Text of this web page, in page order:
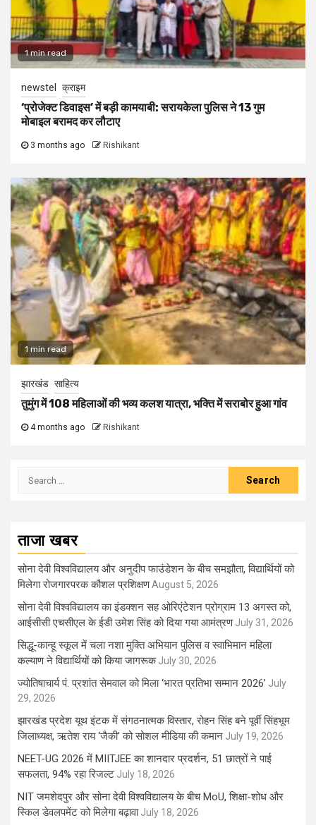
1 min read
newstel क्राइम
‘प्रोजेक्ट डिवाइस’ में बड़ी कामयाबी: सरायकेला पुलिस ने 13 गुम
मोबाइल बरामद कर लौटाए
3 months ago Rishikant
1 min read
झारखंड साहित्य
तुमुंग में 108 महिलाओं की भव्य कलश यात्रा, भक्ति में सराबोर हुआ गांव
4 months ago Rishikant
Search
ताजा खबर
सोना देवी विश्वविद्यालय और अनुदीप फाउंडेशन के बीच समझौता, विद्यार्थियों को
मिलेगा रोजगारपरक कौशल प्रशिक्षणAugust 5, 2026
सोना देवी विश्वविद्यालय का इंडक्शन सह ओरिएंटेशन प्रोग्राम 13 अगस्त को,
आईसीसी एचसीएल के ईडी उमेश सिंह को दिया गया आमंत्रण July 31, 2026
सिद्धू-कान्हू स्कूल में चला नशा मुक्ति अभियान पुलिस व स्वाभिमान महिला
कल्याण ने विद्यार्थियों को किया जागरूक July 30, 2026
ज्योतिषाचार्य पं. प्रशांत सेमवाल को मिला ‘भारत प्रतिभा सम्मान 2026’ July
29, 2026
झारखंड प्रदेश यूथ इंटक में संगठनात्मक विस्तार, रोहन सिंह बने पूर्वी सिंहभूम
जिलाध्यक्ष, ऋतेश राय ‘जैकी’ को सोशल मीडिया की कमान July 19, 2026
NEET-UG 2026 में MIITJEE का शानदार प्रदर्शन, 51 छात्रों ने पाई
सफलता, 94% रहा रिजल्ट July 18, 2026
NIT जमशेदपुर और सोना देवी विश्वविद्यालय के बीच MoU, शिक्षा-शोध और
स्किल डेवलपमेंट को मिलेगा बढ़ावा July 18, 2026